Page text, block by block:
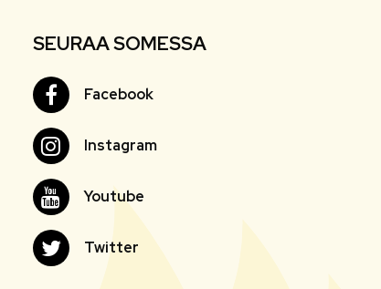
SEURAA SOMESSA
FacebookFacebook
InstagramInstagram
YoutubeYoutube
Twitter Twitter